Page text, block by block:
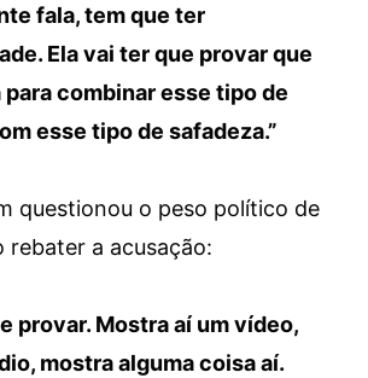
fala, tem que ter
Ela vai ter que provar que
combinar esse tipo de
esse tipo de safadeza.”
questionou o peso político de
rebater a acusação:
provar. Mostra aí um vídeo,
mostra alguma coisa aí.